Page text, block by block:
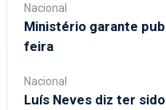
Nacional
Ministério garante
feira
Nacional
Luís Neves diz ter